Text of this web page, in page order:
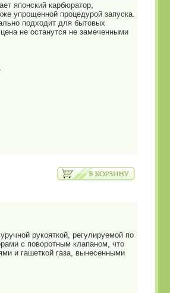
японский карбюратор,
упрощенной процедурой запуска.
подходит для бытовых
цена не останутся не замеченными
рукояткой, регулируемой по
с поворотным клапаном, что
и гашеткой газа, вынесенными